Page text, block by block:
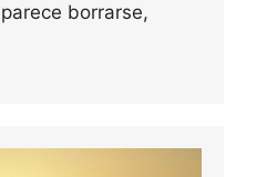
borrarse,